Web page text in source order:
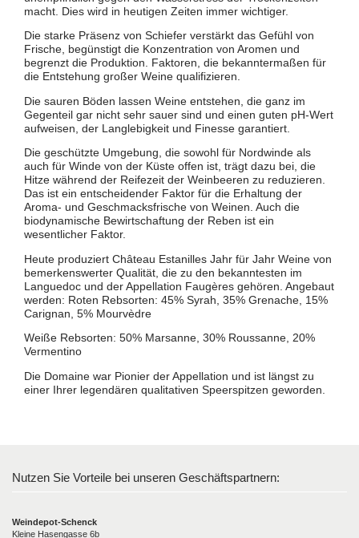
macht. Dies wird in heutigen Zeiten immer wichtiger.
Die starke Präsenz von Schiefer verstärkt das Gefühl von
Frische, begünstigt die Konzentration von Aromen und
begrenzt die Produktion. Faktoren, die bekanntermaßen für
die Entstehung großer Weine qualifizieren.
Die sauren Böden lassen Weine entstehen, die ganz im
Gegenteil gar nicht sehr sauer sind und einen guten pH-Wert
aufweisen, der Langlebigkeit und Finesse garantiert.
Die geschützte Umgebung, die sowohl für Nordwinde als
auch für Winde von der Küste offen ist, trägt dazu bei, die
Hitze während der Reifezeit der Weinbeeren zu reduzieren.
Das ist ein entscheidender Faktor für die Erhaltung der
Aroma- und Geschmacksfrische von Weinen. Auch die
biodynamische Bewirtschaftung der Reben ist ein
wesentlicher Faktor.
Heute produziert Château Estanilles Jahr für Jahr Weine von
bemerkenswerter Qualität, die zu den bekanntesten im
Languedoc und der Appellation Faugères gehören. Angebaut
werden: Roten Rebsorten: 45% Syrah, 35% Grenache, 15%
Carignan, 5% Mourvèdre
Weiße Rebsorten: 50% Marsanne, 30% Roussanne, 20%
Vermentino
Die Domaine war Pionier der Appellation und ist längst zu
einer Ihrer legendären qualitativen Speerspitzen geworden.
Nutzen Sie Vorteile bei unseren Geschäftspartnern:
Weindepot-Schenck
Kleine Hasengasse 6b